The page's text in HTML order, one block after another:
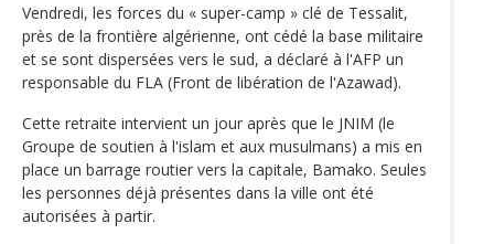
Vendredi, les forces du « super-camp » clé de Tessalit,
près de la frontière algérienne, ont cédé la base militaire
et se sont dispersées vers le sud, a déclaré à l'AFP un
responsable du FLA (Front de libération de l'Azawad).
Cette retraite intervient un jour après que le JNIM (le
Groupe de soutien à l'islam et aux musulmans) a mis en
place un barrage routier vers la capitale, Bamako. Seules
les personnes déjà présentes dans la ville ont été
autorisées à partir.